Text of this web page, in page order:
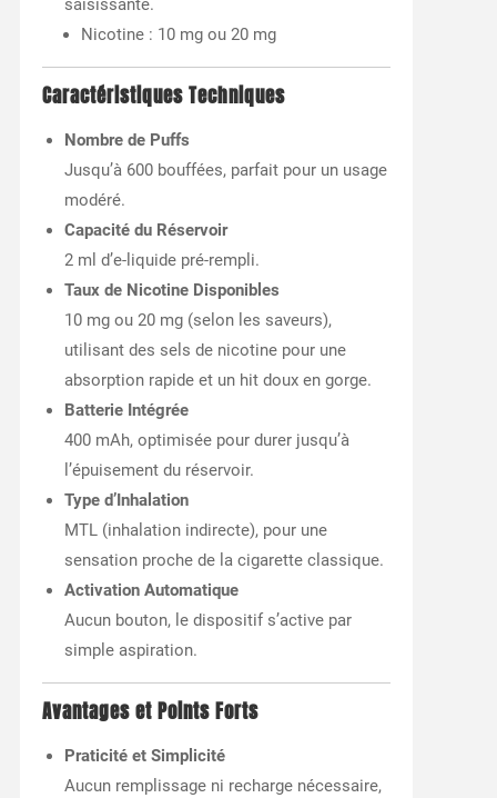
saisissante.
Nicotine : 10 mg ou 20 mg
Caractéristiques Techniques
Nombre de Puffs
Jusqu’à 600 bouffées, parfait pour un usage
modéré.
Capacité du Réservoir
2 ml d’e-liquide pré-rempli.
Taux de Nicotine Disponibles
10 mg ou 20 mg (selon les saveurs),
utilisant des sels de nicotine pour une
absorption rapide et un hit doux en gorge.
Batterie Intégrée
400 mAh, optimisée pour durer jusqu’à
l’épuisement du réservoir.
Type d’Inhalation
MTL (inhalation indirecte), pour une
sensation proche de la cigarette classique.
Activation Automatique
Aucun bouton, le dispositif s’active par
simple aspiration.
Avantages et Points Forts
Praticité et Simplicité
Aucun remplissage ni recharge nécessaire,